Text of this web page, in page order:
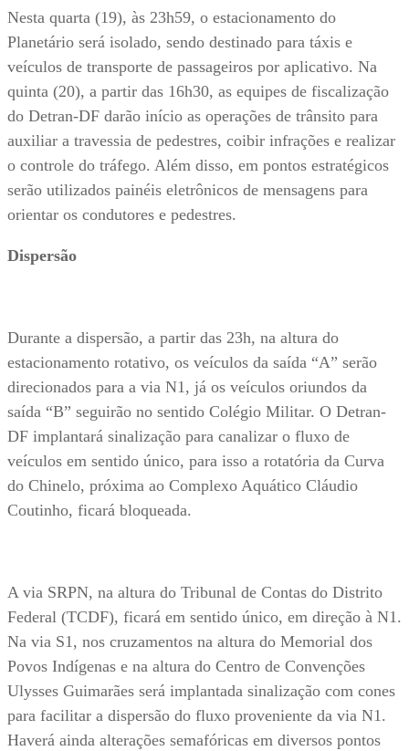
Nesta quarta (19), às 23h59, o estacionamento do
Planetário será isolado, sendo destinado para táxis e
veículos de transporte de passageiros por aplicativo. Na
quinta (20), a partir das 16h30, as equipes de fiscalização
do Detran-DF darão início as operações de trânsito para
auxiliar a travessia de pedestres, coibir infrações e realizar
o controle do tráfego. Além disso, em pontos estratégicos
serão utilizados painéis eletrônicos de mensagens para
orientar os condutores e pedestres.
Dispersão
Durante a dispersão, a partir das 23h, na altura do
estacionamento rotativo, os veículos da saída “A” serão
direcionados para a via N1, já os veículos oriundos da
saída “B” seguirão no sentido Colégio Militar. O Detran-
DF implantará sinalização para canalizar o fluxo de
veículos em sentido único, para isso a rotatória da Curva
do Chinelo, próxima ao Complexo Aquático Cláudio
Coutinho, ficará bloqueada.
A via SRPN, na altura do Tribunal de Contas do Distrito
Federal (TCDF), ficará em sentido único, em direção à N1.
Na via S1, nos cruzamentos na altura do Memorial dos
Povos Indígenas e na altura do Centro de Convenções
Ulysses Guimarães será implantada sinalização com cones
para facilitar a dispersão do fluxo proveniente da via N1.
Haverá ainda alterações semafóricas em diversos pontos